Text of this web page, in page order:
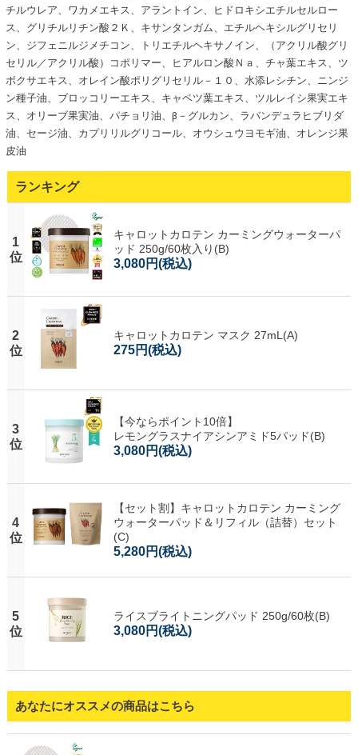
チルウレア、ワカメエキス、アラントイン、ヒドロキシエチルセルロー
ス、グリチルリチン酸２Ｋ、キサンタンガム、エチルヘキシルグリセリ
ン、ジフェニルジメチコン、トリエチルヘキサノイン、（アクリル酸グリ
セリル／アクリル酸）コポリマー、ヒアルロン酸Ｎａ、チャ葉エキス、ツ
ボクサエキス、オレイン酸ポリグリセリル－１０、水添レシチン、ニンジ
ン種子油、ブロッコリーエキス、キャベツ葉エキス、ツルレイシ果実エキ
ス、オリーブ果実油、パチョリ油、β－グルカン、ラバンデュラヒブリダ
油、セージ油、カプリリルグリコール、オウシュウヨモギ油、オレンジ果
皮油
ランキング
1
位
キャロットカロテン カーミングウォーターパ
ッド 250g/60枚入り(B)
3,080円(税込)
2
位
キャロットカロテン マスク 27mL(A)
275円(税込)
3
位
【今ならポイント10倍】
レモングラスナイアシンアミド5パッド(B)
3,080円(税込)
4
位
【セット割】キャロットカロテン カーミング
ウォーターパッド＆リフィル（詰替）セット
(C)
5,280円(税込)
5
位
ライスブライトニングパッド 250g/60枚(B)
3,080円(税込)
あなたにオススメの商品はこちら